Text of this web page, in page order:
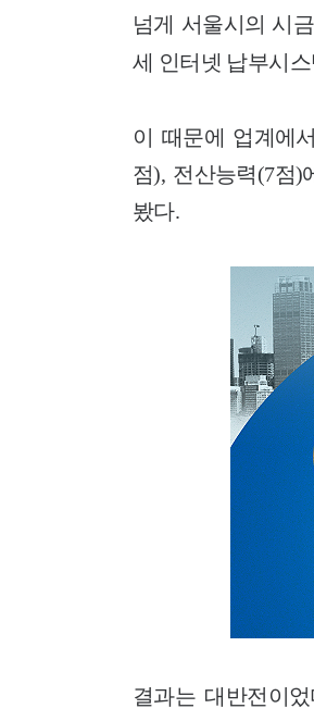
넘게 서울시의 시
세 인터넷 납부시
이 때문에 업계에
점), 전산능력(7점
봤다.
결과는 대반전이